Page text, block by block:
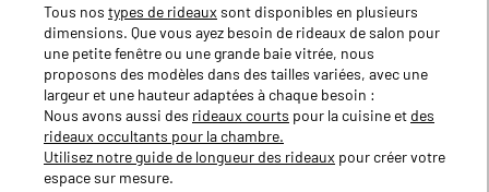
Tous nos types de rideauxsont disponibles en plusieurs
dimensions. Que vous ayez besoin de rideaux de salon pour
une petite fenêtre ou une grande baie vitrée, nous
proposons des modèles dans des tailles variées, avec une
largeur et une hauteur adaptées à chaque besoin :
Nous avons aussi des rideaux courts pour la cuisine et des
rideaux occultants pour la chambre.
Utilisez notre guide de longueur des rideaux pour créer votre
espace sur mesure.